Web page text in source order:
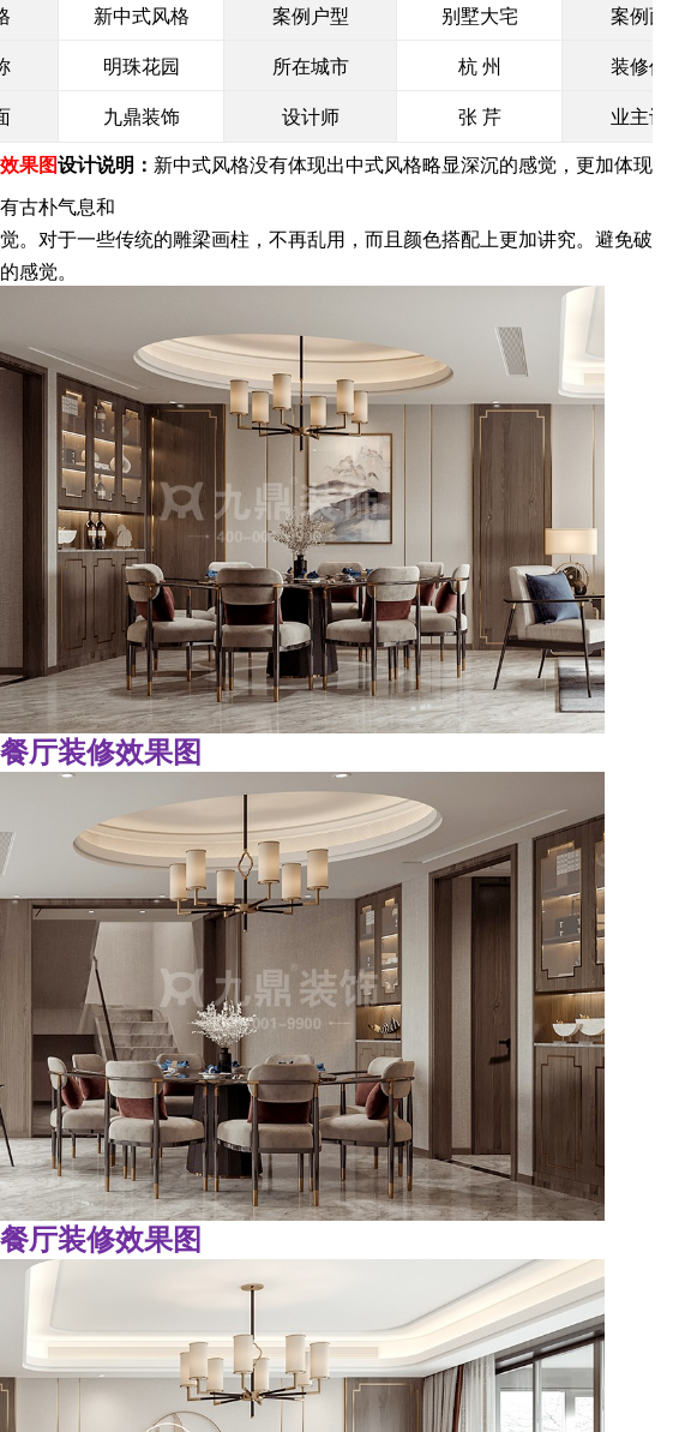
新中式风格 案例户型 别墅大宅 案例面积
明珠花园 所在城市 杭 州 装修价格
九鼎装饰 设计师 张 芹 业主评价
果图设计说明： 新中式风格没有体现出中式风格略显深沉的感觉，更加体现
古朴气息和
。对于一些传统的雕梁画柱，不再乱用，而且颜色搭配上更加讲究。避免破
感觉。
厅装修效果图
厅装修效果图